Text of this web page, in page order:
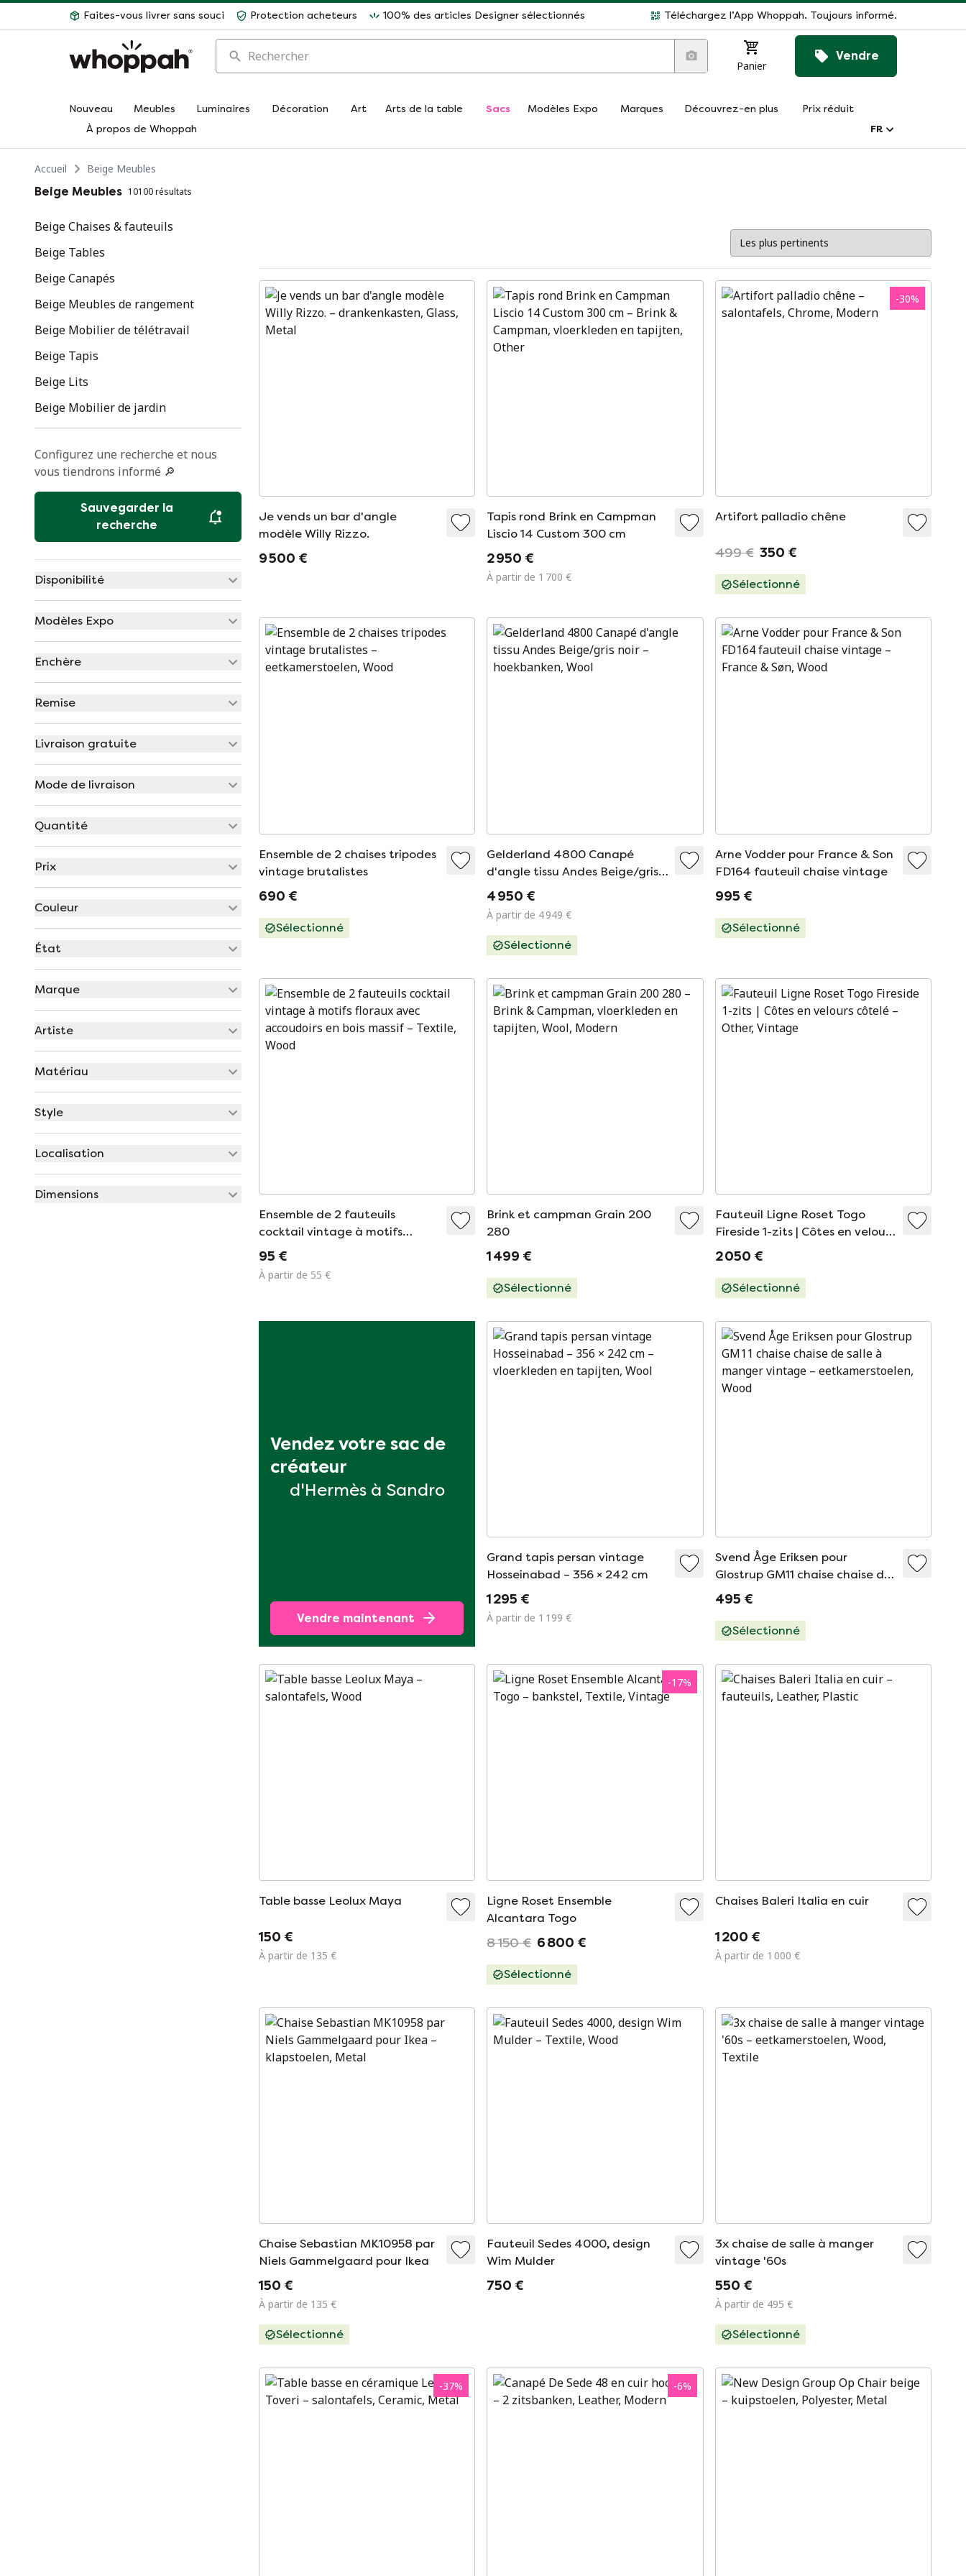
Faites-vous livrer sans souci Protection acheteurs 100% des articles Designer sélectionnés Téléchargez l’App Whoppah. Toujours informé.
Rechercher
Panier
Vendre
Nouveau Meubles Luminaires Décoration Art Arts de la table Sacs Modèles Expo Marques Découvrez-en plus
Prix réduit
À propos de Whoppah
FR
Accueil
Beige Meubles
Beige Meubles 10100 résultats
Beige Chaises & fauteuils
Beige Tables
Beige Canapés
Beige Meubles de rangement
Beige Mobilier de télétravail
Beige Tapis
Beige Lits
Beige Mobilier de jardin
Configurez une recherche et nous
vous tiendrons informé 🔎
Sauvegarder la
recherche
Disponibilité
Modèles Expo
Enchère
Remise
Livraison gratuite
Mode de livraison
Quantité
Prix
Couleur
État
Marque
Artiste
Matériau
Style
Localisation
Dimensions
Je vends un bar d'angle
modèle Willy Rizzo.
9 500 €
Tapis rond Brink en Campman
Liscio 14 Custom 300 cm
2 950 €
À partir de 1 700 €
-30%
Artifort palladio chêne
499 € 350 €
Sélectionné
Ensemble de 2 chaises tripodes
vintage brutalistes
690 €
Sélectionné
Gelderland 4800 Canapé
d'angle tissu Andes Beige/gris
noir
4 950 €
À partir de 4 949 €
Sélectionné
Arne Vodder pour France & Son
FD164 fauteuil chaise vintage
995 €
Sélectionné
Ensemble de 2 fauteuils
cocktail vintage à motifs
floraux avec accoudoirs en bois
massif
95 €
À partir de 55 €
Brink et campman Grain 200
280
1 499 €
Sélectionné
Fauteuil Ligne Roset Togo
Fireside 1-zits | Côtes en velours
côtelé
2 050 €
Sélectionné
Vendez votre sac de
créateur
d'Hermès à Sandro
Vendre maintenant
Grand tapis persan vintage
Hosseinabad – 356 × 242 cm
1 295 €
À partir de 1 199 €
Svend Åge Eriksen pour
Glostrup GM11 chaise chaise de
salle à manger vintage
495 €
Sélectionné
Table basse Leolux Maya
150 €
À partir de 135 €
-17%
Ligne Roset Ensemble
Alcantara Togo
8 150 € 6 800 €
Sélectionné
Chaises Baleri Italia en cuir
1 200 €
À partir de 1 000 €
Chaise Sebastian MK10958 par
Niels Gammelgaard pour Ikea
150 €
À partir de 135 €
Sélectionné
Fauteuil Sedes 4000, design
Wim Mulder
750 €
3x chaise de salle à manger
vintage '60s
550 €
À partir de 495 €
Sélectionné
-37% -6%